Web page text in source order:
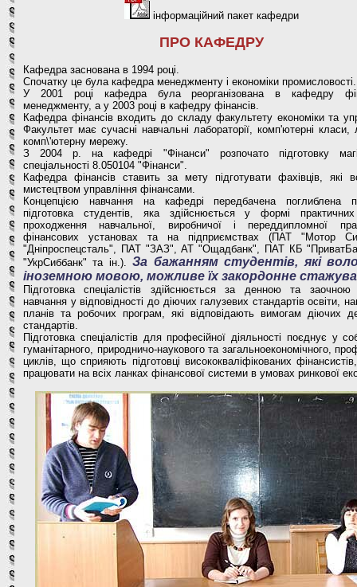
інформаційний пакет кафедри
ПРО КАФЕДРУ
Кафедра заснована в 1994 році.
Спочатку це була кафедра менеджменту і економіки промисловості.
У 2001 році кафедра була реорганізована в кафедру
менеджменту, а у 2003 році в кафедру фінансів.
Кафедра фінансів входить до складу факультету економіки та
Факультет має сучасні навчальні лабораторії, комп'ютерні класи,
комп\'ютерну мережу.
З 2004 р. на кафедрі "Фінанси" розпочато підготовку
спеціальності 8.050104 "Фінанси".
Кафедра фінансів ставить за мету підготувати фахівців, які
мистецтвом управління фінансами.
Концепцією навчання на кафедрі передбачена поглиблена
підготовка студентів, яка здійснюється у формі
проходження навчальної, виробничої і переддипломної
фінансових установах та на підприємствах (ПАТ "Мотор
"Дніпроспецсталь", ПАТ "ЗАЗ", АТ "Ощадбанк", ПАТ КБ
"УкрСиббанк" та ін.).За бажанням студентів, які
іноземною мовою, можливе їх закордонне
Підготовка спеціалістів здійснюється за денною та
навчання у відповідності до діючих галузевих стандартів освіти,
планів та робочих програм, які відповідають вимогам діючих
стандартів.
Підготовка спеціалістів для професійної діяльності поєднує у
гуманітарного, природничо-наукового та загальноекономічного,
циклів, що сприяють підготовці висококваліфікованих
працювати на всіх ланках фінансової системи в умовах ринкової